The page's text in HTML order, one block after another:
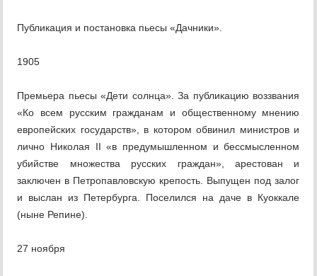
Публикация и постановка пьесы «Дачники».
1905
Премьера пьесы «Дети солнца». За публикацию воззвания
«Ко всем русским гражданам и общественному мнению
европейских государств», в котором обвинил министров и
лично Николая II «в предумышленном и бессмысленном
убийстве множества русских граждан», арестован и
заключен в Петропавловскую крепость. Выпущен под залог
и выслан из Петербурга. Поселился на даче в Куоккале
(ныне Репине).
27 ноября